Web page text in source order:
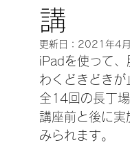
講
更新日： 2021年4
iPadを使って、
わくどきどきが
全14回の長丁
講座前と後に
みられます。